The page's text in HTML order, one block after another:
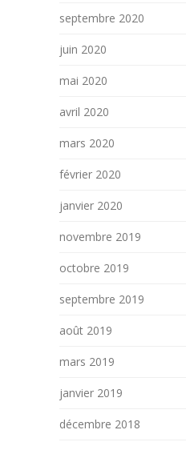
septembre 2020
juin 2020
mai 2020
avril 2020
mars 2020
février 2020
janvier 2020
novembre 2019
octobre 2019
septembre 2019
août 2019
mars 2019
janvier 2019
décembre 2018